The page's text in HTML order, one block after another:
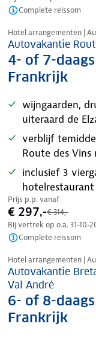
Complete reissom
Nazomer korting
Hotel arrangementen |
Autovakantie
4- of 7-
Frankrijk
wijngaarden,
uiteraard de
verblijf
Route des
inclusief 3
hotelrestaurant
Prijs p.p. vanaf
€ 297,-€ 314,-
Bij vertrek op o.a. 31-10-
Complete reissom
Nazomer korting
Hotel arrangementen |
Autovakantie
Val André
6- of 8-
Frankrijk